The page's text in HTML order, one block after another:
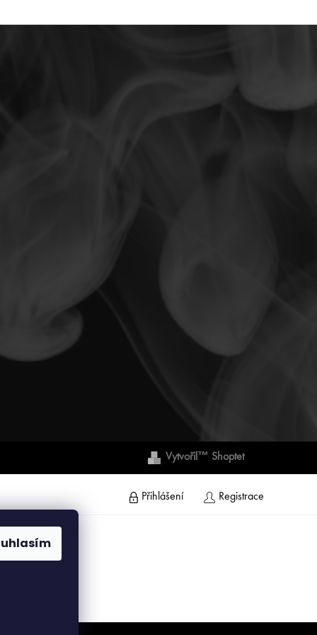
Vytvořil™ Shoptet
Přihlášení Registrace